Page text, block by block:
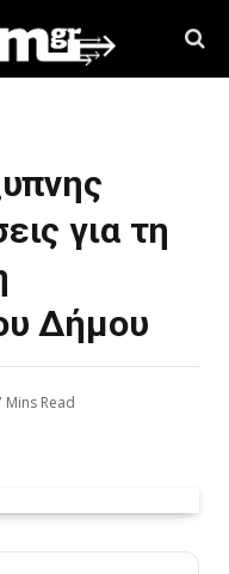
για τη
Δήμου
Mins Read